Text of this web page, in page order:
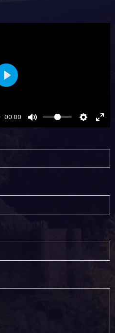
00:00
Play